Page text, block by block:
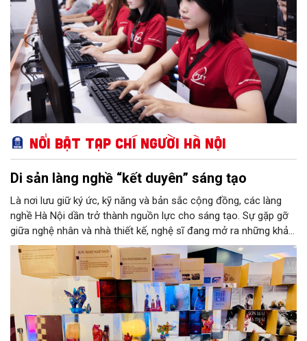
Nổi bật Tạp chí Người Hà Nội
Di sản làng nghề “kết duyên” sáng tạo
Là nơi lưu giữ ký ức, kỹ năng và bản sắc cộng đồng, các làng
nghề Hà Nội dần trở thành nguồn lực cho sáng tạo. Sự gặp gỡ
giữa nghệ nhân và nhà thiết kế, nghệ sĩ đang mở ra những khả
năng phát triển mới cho thủ công đương đại trên nền tảng di
sản. Từ những cuộc “kết duyên” đầy cảm hứng ấy, Hà Nội đang
khơi thông mạch ngầm của hệ sinh thái thủ công, biến vốn cổ
thành động lực bền vững cho tương lai.